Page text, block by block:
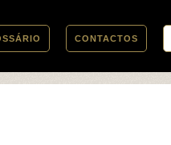
CONTACTOS